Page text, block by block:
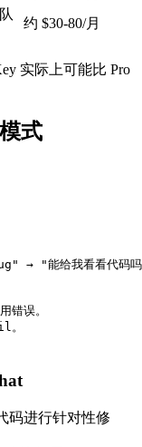
约 $30-80/月
实际上可能比 Pro
式
→ "能给我看看代码
误。
。
码进行针对性修